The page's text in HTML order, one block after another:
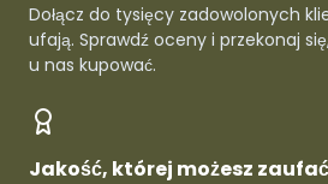
Dołącz do tysięcy zadowolonych
ufają. Sprawdź oceny i przekonaj
u nas kupować.
Jakość, której możesz zaufać